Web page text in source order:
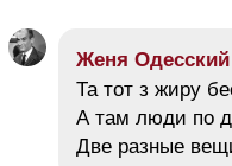
Женя Одесский
Та тот з жиру
А там люди по
Две разные